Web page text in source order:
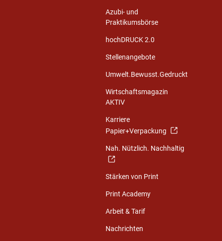
Azubi- und
Praktikumsbörse
hochDRUCK 2.0
Stellenangebote
Umwelt.Bewusst.Gedruckt
Wirtschaftsmagazin
AKTIV
Karriere
Papier+Verpackung
Nah. Nützlich. Nachhaltig
Stärken von Print
Print Academy
Arbeit & Tarif
Nachrichten